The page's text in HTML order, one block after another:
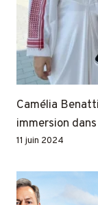
Camélia
immersion
11 juin 2024